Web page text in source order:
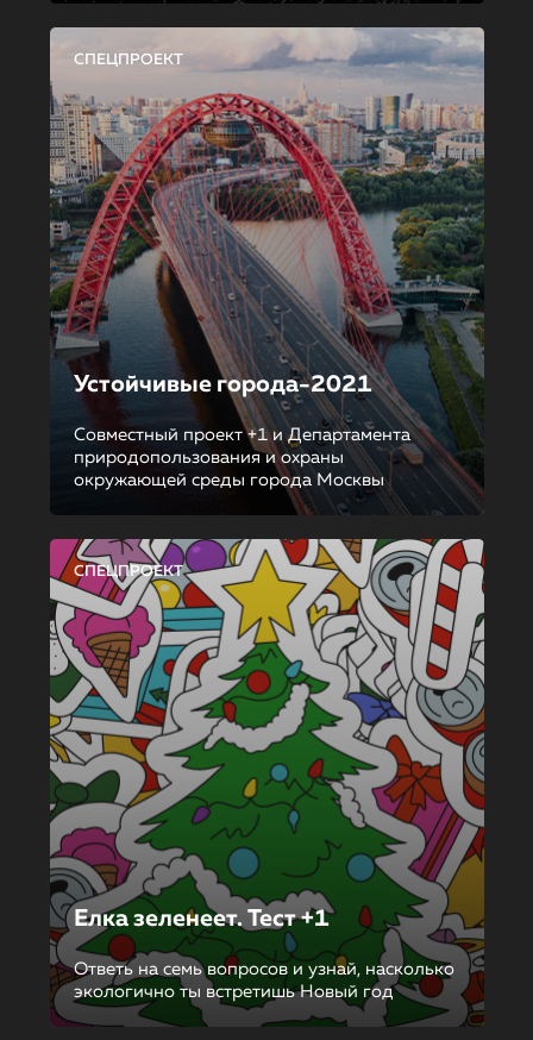
СПЕЦПРОЕКТ
Устойчивые города-2021
Совместный проект +1 и Департамента
природопользования и охраны
окружающей среды города Москвы
СПЕЦПРОЕКТ
Елка зеленеет. Тест +1
Ответь на семь вопросов и узнай, насколько
экологично ты встретишь Новый год